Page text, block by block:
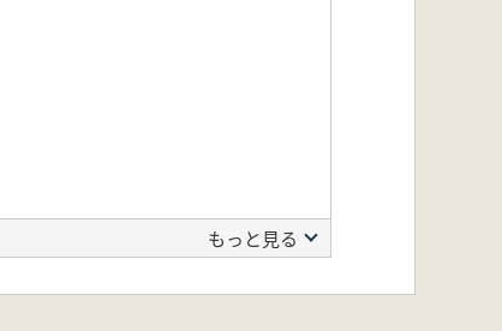
もっと見る